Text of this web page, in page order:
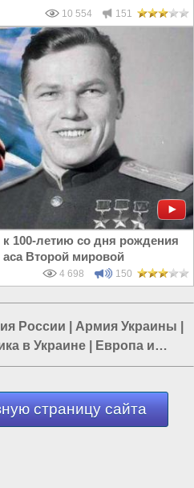
10 554 151
100-летию со дня рождения
Второй мировой
4 698 150
России Армия Украины
в Украине
Европа и
страницу сайта